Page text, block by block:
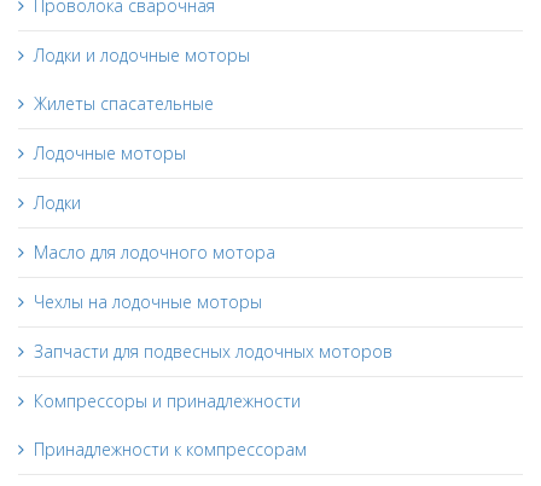
Проволока сварочная
Лодки и лодочные моторы
Жилеты спасательные
Лодочные моторы
Лодки
Масло для лодочного мотора
Чехлы на лодочные моторы
Запчасти для подвесных лодочных моторов
Компрессоры и принадлежности
Принадлежности к компрессорам